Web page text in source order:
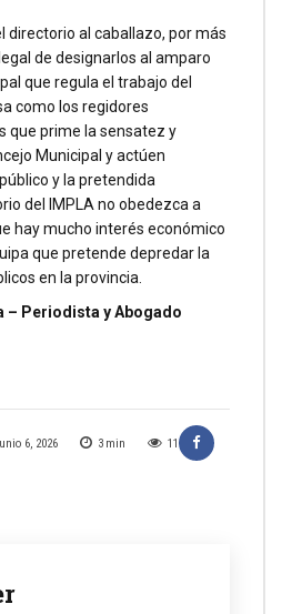
6, 2026 3 min 11
directorio al caballazo, por más
de designarlos al amparo
que regula el trabajo del
como los regidores
que prime la sensatez y
Municipal y actúen
y la pretendida
del IMPLA no obedezca a
hay mucho interés económico
que pretende depredar la
en la provincia.
– Periodista y Abogado